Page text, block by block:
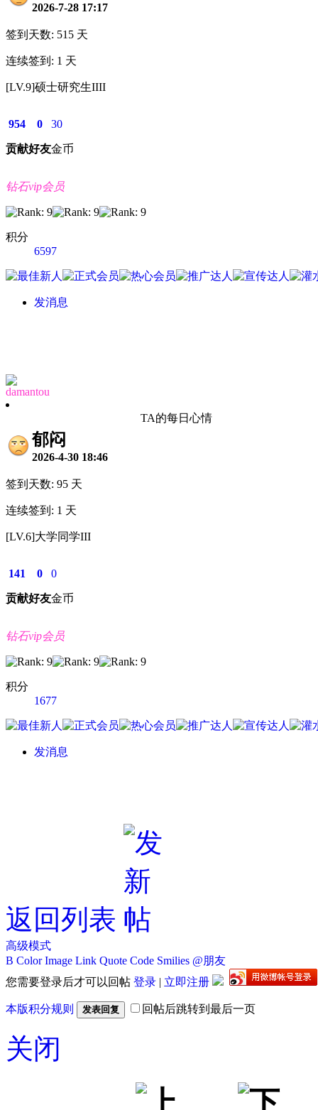
2026-7-28 17:17
签到天数: 515 天
连续签到: 1 天
[LV.9]硕士研究生IIII
954
贡献
0
好友
30
金币
钻石vip会员
积分
6597
发消息
damantou
TA的每日心情
郁闷
2026-4-30 18:46
签到天数: 95 天
连续签到: 1 天
[LV.6]大学同学III
141
贡献
0
好友
0
金币
钻石vip会员
积分
1677
发消息
返回列表
高级模式
B Color Image Link Quote Code Smilies @朋友
您需要登录后才可以回帖 登录 | 立即注册
本版积分规则 发表回复 回帖后跳转到最后一页
关闭